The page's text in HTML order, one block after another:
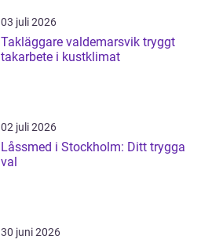
03 juli 2026
Takläggare valdemarsvik tryggt
takarbete i kustklimat
02 juli 2026
Låssmed i Stockholm: Ditt trygga
val
30 juni 2026